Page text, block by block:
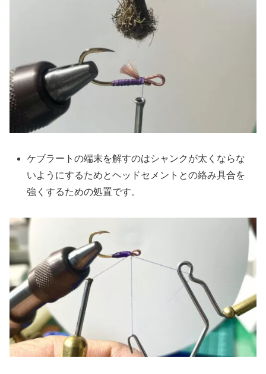
ケブラートの端末を解すのはシャンクが太くならな
いようにするためとヘッドセメントとの絡み具合を
強くするための処置です。